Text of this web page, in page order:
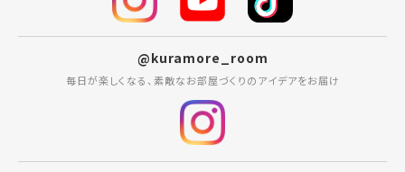
@kuramore_room
毎日が楽しくなる、素敵なお部屋づくりのアイデアをお届け